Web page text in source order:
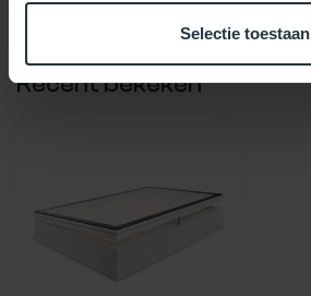
Selectie toestaan
Recent bekeken